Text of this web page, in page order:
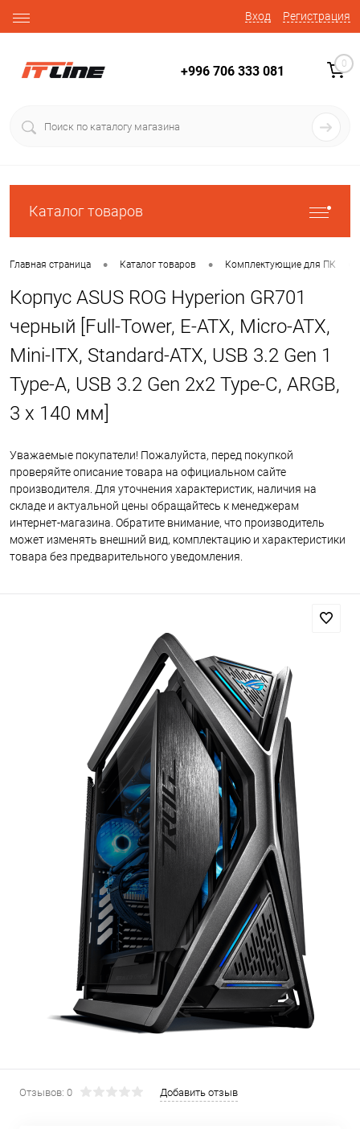
Вход Регистрация
+996 706 333 081 0
Каталог товаров
Главная страница • Каталог товаров • Комплектующие для ПК
Корпус ASUS ROG Hyperion GR701
черный [Full-Tower, E-ATX, Micro-ATX,
Mini-ITX, Standard-ATX, USB 3.2 Gen 1
Type-A, USB 3.2 Gen 2x2 Type-C, ARGB,
3 x 140 мм]
Уважаемые покупатели! Пожалуйста, перед покупкой
проверяйте описание товара на официальном сайте
производителя. Для уточнения характеристик, наличия на
складе и актуальной цены обращайтесь к менеджерам
интернет-магазина. Обратите внимание, что производитель
может изменять внешний вид, комплектацию и характеристики
товара без предварительного уведомления.
Отзывов: 0 Добавить отзыв